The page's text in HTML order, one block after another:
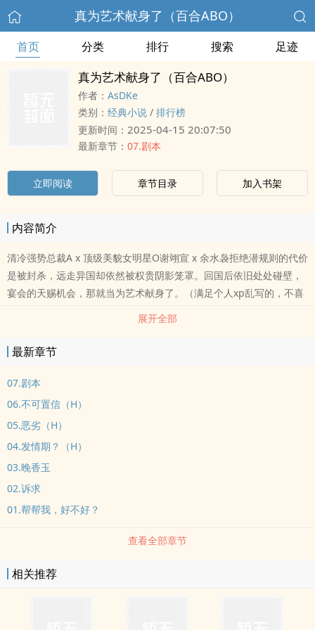
真为艺术献身了（百合ABO）
首页 分类 排行 搜索 足迹
真为艺术献身了（百合ABO）
作者： AsDKe
类别： 经典小说 / 排行榜
更新时间： 2025-04-15 20:07:50
最新章节： 07.剧本
立即阅读 章节目录 加入书架
内容简介
清冷强势总裁A x 顶级美貌女明星O谢翊宣 x 余水袅拒绝潜规则的代价
是被封杀，远走异国却依然被权贵阴影笼罩。回国后依旧处处碰壁，
宴会的天赐机会，那就当为艺术献身了。（满足个人xp乱写的，不喜
展开全部
最新章节
07.剧本
06.不可置信（H）
05.恶劣（H）
04.发情期？（H）
03.晚香玉
02.诉求
01.帮帮我，好不好？
查看全部章节
相关推荐